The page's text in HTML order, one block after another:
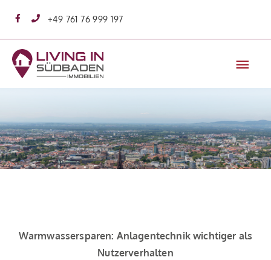
+49 761 76 999 197
Warmwassersparen: Anlagentechnik wichtiger als
Nutzerverhalten